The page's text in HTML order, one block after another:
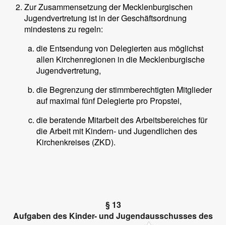
Zur Zusammensetzung der Mecklenburgischen
Jugendvertretung ist in der Geschäftsordnung
mindestens zu regeln:
die Entsendung von Delegierten aus möglichst
allen Kirchenregionen in die Mecklenburgische
Jugendvertretung,
die Begrenzung der stimmberechtigten Mitglieder
auf maximal fünf Delegierte pro Propstei,
die beratende Mitarbeit des Arbeitsbereiches für
die Arbeit mit Kindern- und Jugendlichen des
Kirchenkreises (ZKD).
§ 13
Aufgaben des Kinder- und Jugendausschusses des